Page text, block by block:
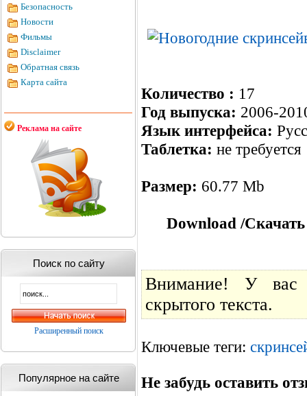
Безопасность
Новости
Фильмы
Disclaimer
Обратная связь
Карта сайта
Реклама на сайте
Поиск по сайту
Расширенный поиск
Популярное на сайте
Количество : 17
Год выпуска: 2006-
Язык интерфейса:
Таблетка: не требуется
Размер: 60.77 Mb
Download /
Внимание! У вас
скрытого текста.
Ключевые теги:
Не забудь оставить